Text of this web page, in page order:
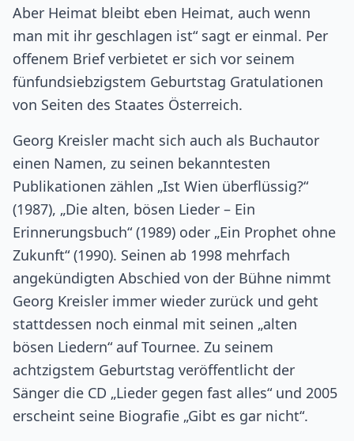
Aber Heimat bleibt eben Heimat, auch wenn
man mit ihr geschlagen ist“ sagt er einmal. Per
offenem Brief verbietet er sich vor seinem
fünfundsiebzigstem Geburtstag Gratulationen
von Seiten des Staates Österreich.
Georg Kreisler macht sich auch als Buchautor
einen Namen, zu seinen bekanntesten
Publikationen zählen „Ist Wien überflüssig?“
(1987), „Die alten, bösen Lieder – Ein
Erinnerungsbuch“ (1989) oder „Ein Prophet ohne
Zukunft“ (1990). Seinen ab 1998 mehrfach
angekündigten Abschied von der Bühne nimmt
Georg Kreisler immer wieder zurück und geht
stattdessen noch einmal mit seinen „alten
bösen Liedern“ auf Tournee. Zu seinem
achtzigstem Geburtstag veröffentlicht der
Sänger die CD „Lieder gegen fast alles“ und 2005
erscheint seine Biografie „Gibt es gar nicht“.